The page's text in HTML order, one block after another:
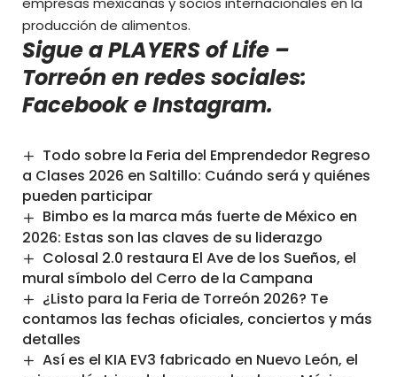
producción de alimentos.
Sigue a PLAYERS of Life –
Torreón en redes sociales:
FacebookeInstagram.
Todo sobre la Feria del Emprendedor Regreso
a Clases 2026 en Saltillo: Cuándo será y quiénes
pueden participar
Bimbo es la marca más fuerte de México en
2026: Estas son las claves de su liderazgo
Colosal 2.0 restaura El Ave de los Sueños, el
mural símbolo del Cerro de la Campana
¿Listo para la Feria de Torreón 2026? Te
contamos las fechas oficiales, conciertos y más
detalles
Así es el KIA EV3 fabricado en Nuevo León, el